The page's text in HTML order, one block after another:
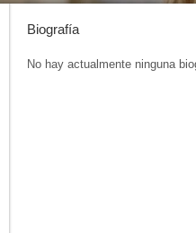
Biografía
No hay actualmente ninguna